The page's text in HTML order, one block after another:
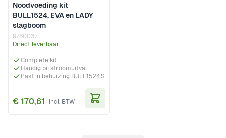
Noodvoeding kit
BULL1524, EVA en LADY
slagboom
9760037
Direct leverbaar
Complete kit
Handig bij stroomuitval
Past in behuizing BULL1524.S
€ 170,61